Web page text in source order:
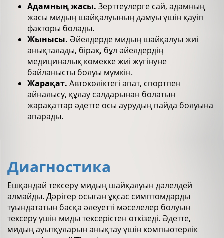
Адамның жасы. Зерттеулерге сай, адамның
жасы мидың шайқалуының дамуы үшін қауіп
факторы болады.
Жынысы. Әйелдерде мидың шайқалуы жиі
анықталады, бірақ, бұл әйелдердің
медициналық көмекке жиі жүгінуне
байланысты болуы мүмкін.
Жарақат. Автокөліктегі апат, спортпен
айналысу, құлау салдарынан болатын
жарақаттар әдетте осы аурудың пайда болуына
апарады.
Диагностика
Ешқандай тексеру мидың шайқалуын дәлелдей
алмайды. Дәрігер осыған ұқсас симптомдарды
туындататын басқа әлеуетті мәселелер болуын
тексеру үшін миды тексерістен өткізеді. Әдетте,
мидың ауытқуларын анықтау үшін компьютерлік